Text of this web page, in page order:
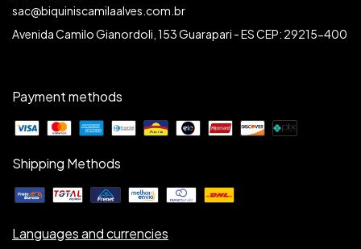
sac@biquiniscamilaalves.com.br
Avenida Camilo Gianordoli, 153 Guarapari - ES CEP: 29215-400
Payment methods
Shipping Methods
Languages and currencies